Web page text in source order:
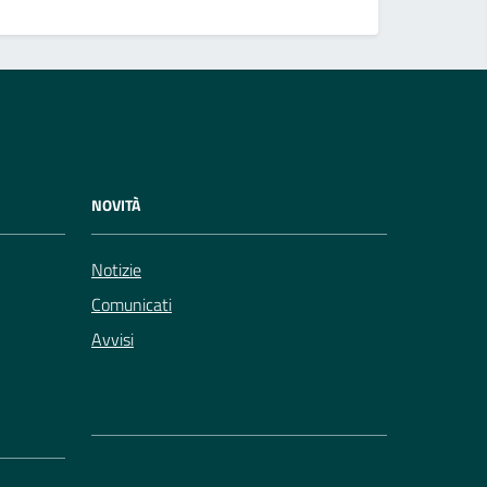
NOVITÀ
Notizie
Comunicati
Avvisi